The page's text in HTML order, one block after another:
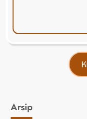
Arsip